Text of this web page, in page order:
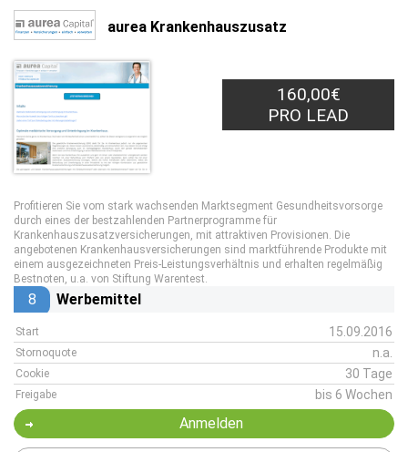
aurea Krankenhauszusatz
160,00€
PRO LEAD
Profitieren Sie vom stark wachsenden Marktsegment Gesundheitsvorsorge
durch eines der bestzahlenden Partnerprogramme für
Krankenhauszusatzversicherungen, mit attraktiven Provisionen. Die
angebotenen Krankenhausversicherungen sind marktführende Produkte mit
einem ausgezeichneten Preis-Leistungsverhältnis und erhalten regelmäßig
Bestnoten, u.a. von Stiftung Warentest.
8 Werbemittel
Start 15.09.2016
Stornoquote n.a.
Cookie 30 Tage
Freigabe bis 6 Wochen
Anmelden